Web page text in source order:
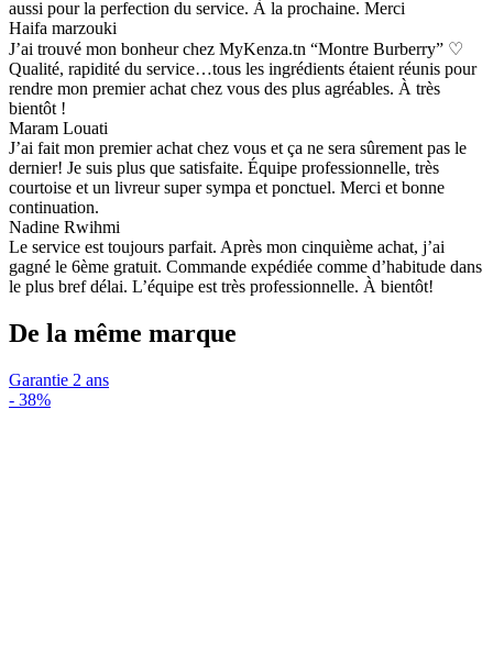
aussi pour la perfection du service. À la prochaine. Merci
Haifa marzouki
J’ai trouvé mon bonheur chez MyKenza.tn “Montre Burberry” ♡
Qualité, rapidité du service…tous les ingrédients étaient réunis pour
rendre mon premier achat chez vous des plus agréables. À très
bientôt !
Maram Louati
J’ai fait mon premier achat chez vous et ça ne sera sûrement pas le
dernier! Je suis plus que satisfaite. Équipe professionnelle, très
courtoise et un livreur super sympa et ponctuel. Merci et bonne
continuation.
Nadine Rwihmi
Le service est toujours parfait. Après mon cinquième achat, j’ai
gagné le 6ème gratuit. Commande expédiée comme d’habitude dans
le plus bref délai. L’équipe est très professionnelle. À bientôt!
De la même marque
Garantie 2 ans
- 38%